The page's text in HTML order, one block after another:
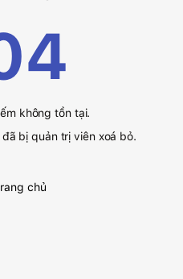
không tồn tại.
bị quản trị viên xoá bỏ.
chủ